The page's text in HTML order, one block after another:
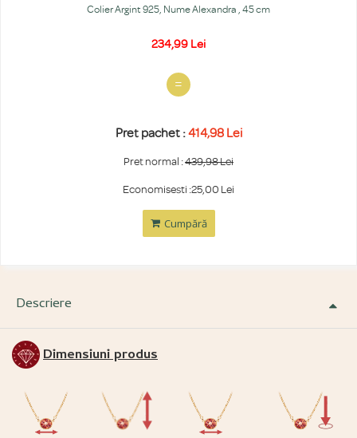
Colier Argint 925, Nume Alexandra , 45 cm
234,99 Lei
=
Preț pachet :414,98 Lei
Preț normal :439,98 Lei
Economisești :25,00 Lei
Cumpără
Descriere
Dimensiuni produs